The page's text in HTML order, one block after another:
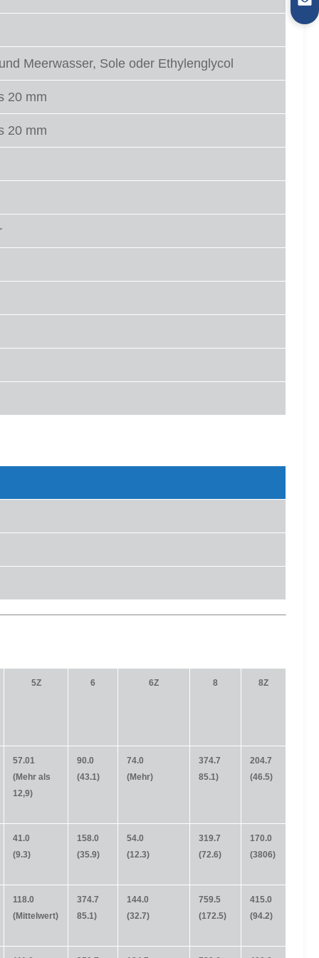
Meerwasser, Sole oder Ethylenglycol
20 mm
20 mm
5Z 6 6Z 8 8Z
57.01
(Mehr als
12,9)
90.0
(43.1)
74.0
(Mehr)
374.7
85.1)
204.7
(46.5)
41.0
(9.3)
158.0
(35.9)
54.0
(12.3)
319.7
(72.6)
170.0
(3806)
118.0
(Mittelwert)
374.7
85.1)
144.0
(32.7)
759.5
(172.5)
415.0
(94.2)